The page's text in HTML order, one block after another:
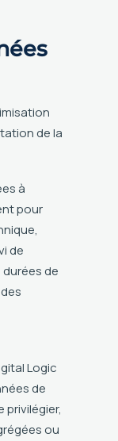
de la
à
pour
de
de
Logic
de
privilégier,
ou